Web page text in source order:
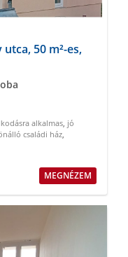
50 m²-es,
alkalmas, jó
családi ház,
MEGNÉZEM